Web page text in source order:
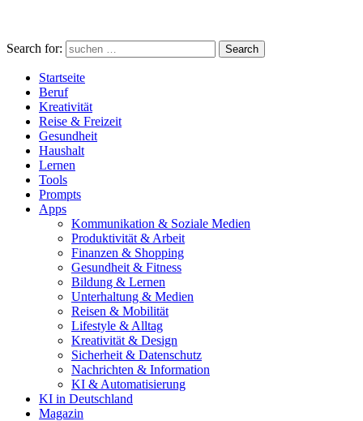
Search for: Search
Startseite
Beruf
Kreativität
Reise & Freizeit
Gesundheit
Haushalt
Lernen
Tools
Prompts
Apps
Kommunikation & Soziale Medien
Produktivität & Arbeit
Finanzen & Shopping
Gesundheit & Fitness
Bildung & Lernen
Unterhaltung & Medien
Reisen & Mobilität
Lifestyle & Alltag
Kreativität & Design
Sicherheit & Datenschutz
Nachrichten & Information
KI & Automatisierung
KI in Deutschland
Magazin